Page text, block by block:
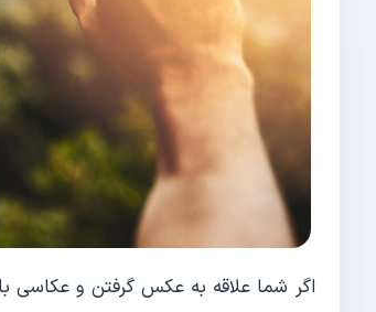
اگر شما علاقه به عکس گرفتن و عکاسی